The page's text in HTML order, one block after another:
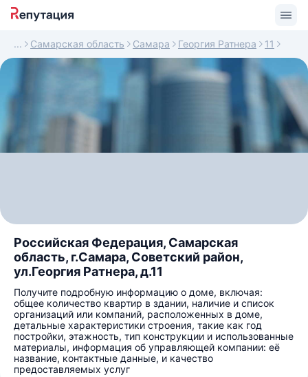
Самарская область Самара Георгия Ратнера 11
Российская Федерация, Самарская
область, г.Самара, Советский район,
ул.Георгия Ратнера, д.11
Получите подробную информацию о доме, включая:
общее количество квартир в здании, наличие и список
организаций или компаний, расположенных в доме,
детальные характеристики строения, такие как год
постройки, этажность, тип конструкции и использованные
материалы, информация об управляющей компании: её
название, контактные данные, и качество
предоставляемых услуг